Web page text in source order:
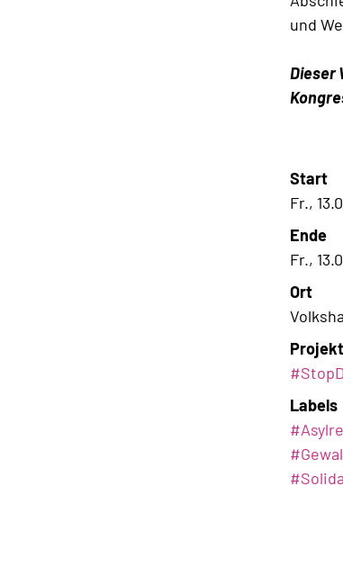
und
Dieser
Start
Fr.,
Ende
Fr.,
Ort
Projekt
Labels
#
#
#